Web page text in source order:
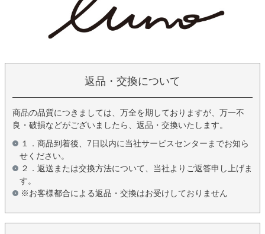
返品・交換について
商品の品質につきましては、万全を期しておりますが、万一不
良・破損などがございましたら、返品・交換いたします。
１．商品到着後、7日以内に当社サービスセンターまでお知ら
せください。
２．返送または交換方法について、当社よりご返答申し上げま
す。
※お客様都合による返品・交換はお受けしておりません